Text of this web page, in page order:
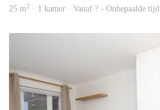
25 m2 · 1 kamer · Vanaf ? - Onbepaalde tijd